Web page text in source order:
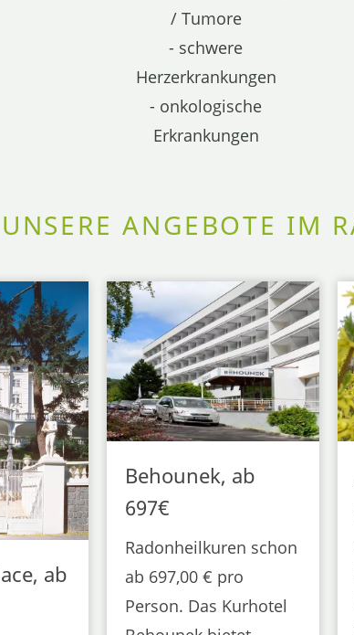
/ Tumore
- schwere
Herzerkrankungen
- onkologische
Erkrankungen
UNSERE ANGEBOTE IM
ab
Behounek, ab
697€
Radonheilkuren schon
ab 697,00 € pro
Person. Das Kurhotel